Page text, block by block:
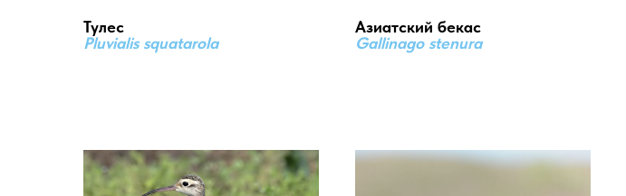
Тулес
Pluvialis squatarola
Азиатский бекас
Gallinago stenura